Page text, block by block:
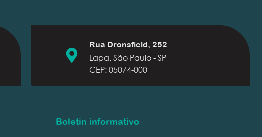
Rua Dronsfield, 252
Lapa, São Paulo - SP
CEP: 05074-000
Boletin informativo